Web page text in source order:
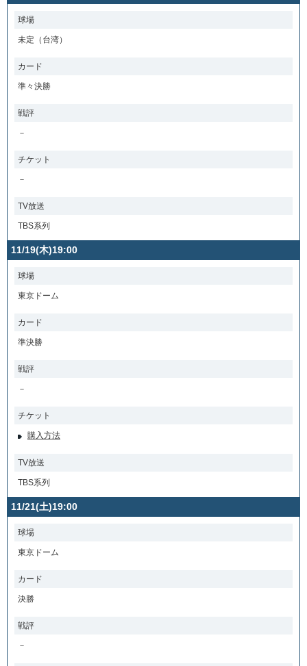
球場
未定（台湾）
カード
準々決勝
戦評
－
チケット
－
TV放送
TBS系列
11/19(木)19:00
球場
東京ドーム
カード
準決勝
戦評
－
チケット
購入方法
TV放送
TBS系列
11/21(土)19:00
球場
東京ドーム
カード
決勝
戦評
－